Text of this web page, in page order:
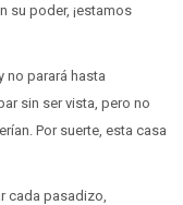
su poder, ¡estamos
no parará hasta
sin ser vista, pero no
Por suerte, esta casa
cada pasadizo,